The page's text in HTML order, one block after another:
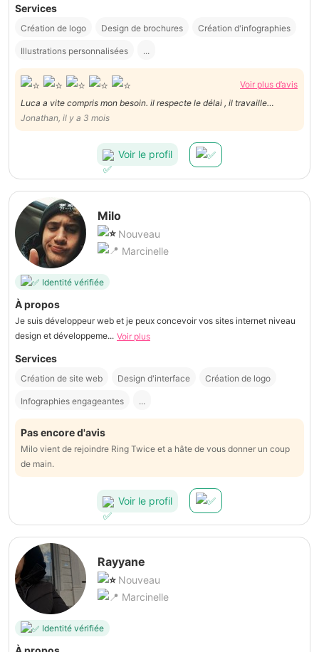
Services
Création de logo Design de brochures Création d'infographies
Illustrations personnalisées ...
Voir plus d’avis
Luca a vite compris mon besoin. il respecte le délai , il travaille
excessivement bien. Il est structuré et archi-pro .Bref, je recommande
vivement Luca qui en plus de tout est extrêmement sympathique.
Jonathan, il y a 3 mois
Voir le profil
Milo
Nouveau
Marcinelle
Identité vérifiée
À propos
Je suis développeur web et je peux concevoir vos sites internet niveau
design et développeme... Voir plus
Services
Création de site web Design d'interface Création de logo
Infographies engageantes ...
Pas encore d'avis
Milo vient de rejoindre Ring Twice et a hâte de vous donner un coup
de main.
Voir le profil
Rayyane
Nouveau
Marcinelle
Identité vérifiée